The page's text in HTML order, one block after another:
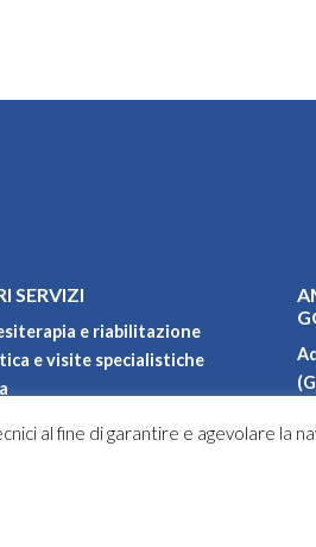
SERVIZI
e riabilitazione
e visite specialistiche
al fine di garantire e agevolare la